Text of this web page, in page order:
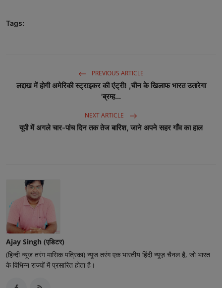
Tags:
PREVIOUS ARTICLE
लद्दाख में होगी अमेरिकी स्ट्राइकर की एंट्री! ,चीन के खिलाफ भारत उतारेगा
'ब्रम्‍ह...
NEXT ARTICLE
यूपी में अगले चार-पांच दिन तक तेज बारिश, जाने अपने सहर गाँव का हाल
Ajay Singh (एडिटर)
(हिन्दी न्यूज तरंग मासिक पत्रिका) न्यूज तरंग एक भारतीय हिंदी न्यूज़ चैनल है, जो भारत
के विभिन्न राज्यों में प्रसारित होता है।